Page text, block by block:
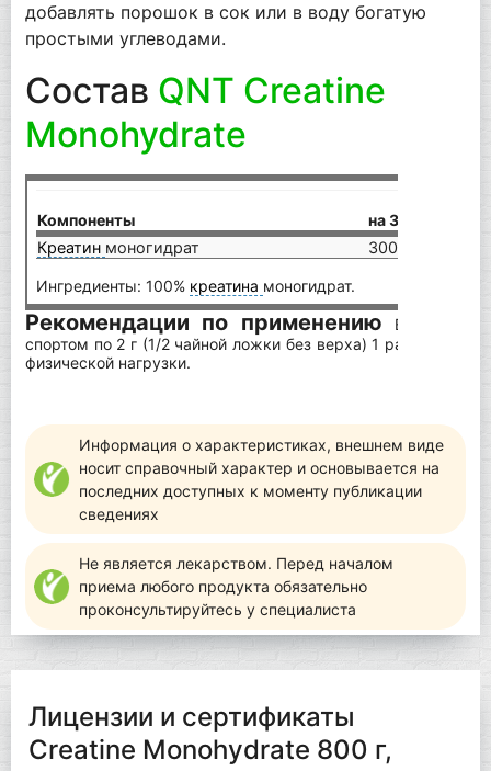
добавлять порошок в сок или в воду богатую
простыми углеводами.
Состав QNT Creatine
Monohydrate
Компоненты на 3 г
Креатин моногидрат 3000 мг
Ингредиенты: 100% креатина моногидрат.
Рекомендации по применению
Взрослым
спортом по 2 г (1/2 чайной ложки без верха) 1 раз в день
физической нагрузки.
Информация о характеристиках, внешнем виде
носит справочный характер и основывается на
последних доступных к моменту публикации
сведениях
Не является лекарством. Перед началом
приема любого продукта обязательно
проконсультируйтесь у специалиста
Лицензии и сертификаты
Creatine Monohydrate 800 г,